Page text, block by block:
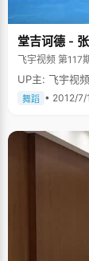
堂吉诃德 -
飞宇视频 第117
UP主: 飞宇视频
舞蹈 • 2012/7/